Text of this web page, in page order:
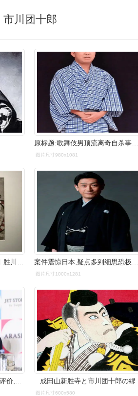
市川团十郎
原标题:歌舞伎男顶流离奇自杀事件,震惊日本!
图片尺寸980x1081
图片尺寸1000x1281
成田山新胜寺と市川团十郎の縁
图片尺寸600x580